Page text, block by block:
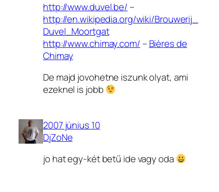
http://www.duvel.be/ –
http://en.wikipedia.org/wiki/Brouwerij_
Duvel_Moortgat
http://www.chimay.com/ – Bières de
Chimay
De majd jovohetne iszunk olyat, ami
ezeknel is jobb
2007 június 10
DjZoNe
jo hat egy-két betű ide vagy oda